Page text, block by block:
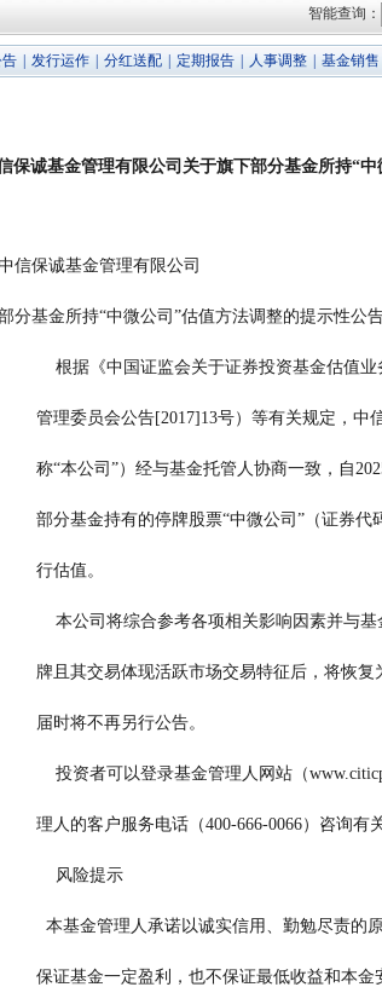
智能查询：
发行运作 分红送配 定期报告 人事调整 基金销售
保诚基金管理有限公司关于旗下部分基金所持“
中信保诚基金管理有限公司
分基金所持“中微公司”估值方法调整的提示性公
根据《中国证监会关于证券投
管理委员会公告[2017]13号）等有
称“本公司”）经与基金托管人协商
部分基金持有的停牌股票“中微公
                      行估值。
本公司将综合参考各项相关影
牌且其交易体现活跃市场交易特征
                      届时将不再另行公告。
投资者可以登录基金管理人网
理人的客户服务电话（400-666-0066）咨询
                          风险提示
本基金管理人承诺以诚实信用、
保证基金一定盈利，也不保证最低